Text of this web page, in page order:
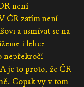
není
ČR zatím není
a usmívat se na
i lehce
nepřekročí
je to proto, že ČR
Copak vy v tom